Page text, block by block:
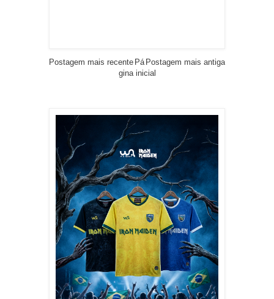
Postagem mais recente Postagem mais antiga
Pá
gina inicial